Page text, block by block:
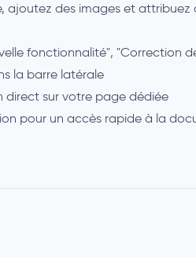
ajoutez des images et attribuez
fonctionnalité", "Correction
la barre latérale
direct sur votre page dédiée
pour un accès rapide à la